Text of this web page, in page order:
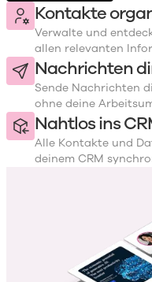
Kontakte
Verwalte und
allen relevanten
Nachrichten
Sende Nachrichten
ohne deine
Nahtlos ins
Alle Kontakte und
deinem CRM